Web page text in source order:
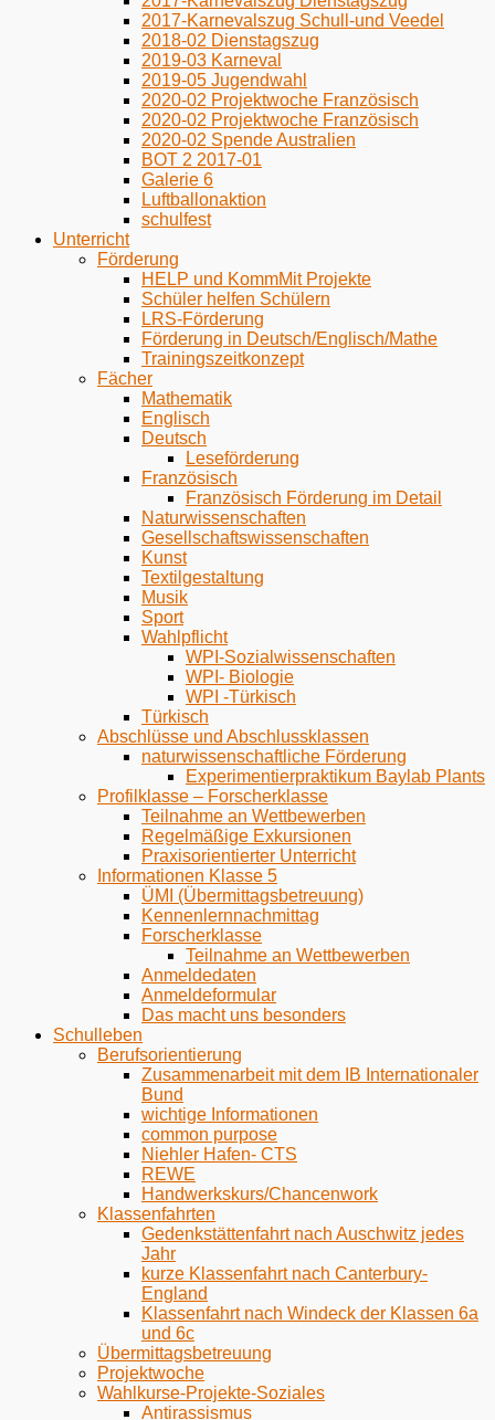
2017-Karnevalszug Schull-und Veedel
2018-02 Dienstagszug
2019-03 Karneval
2019-05 Jugendwahl
2020-02 Projektwoche Französisch
2020-02 Projektwoche Französisch
2020-02 Spende Australien
BOT 2 2017-01
Galerie 6
Luftballonaktion
schulfest
Unterricht
Förderung
HELP und KommMit Projekte
Schüler helfen Schülern
LRS-Förderung
Förderung in Deutsch/Englisch/Mathe
Trainingszeitkonzept
Fächer
Mathematik
Englisch
Deutsch
Leseförderung
Französisch
Französisch Förderung im Detail
Naturwissenschaften
Gesellschaftswissenschaften
Kunst
Textilgestaltung
Musik
Sport
Wahlpflicht
WPI-Sozialwissenschaften
WPI- Biologie
WPI -Türkisch
Türkisch
Abschlüsse und Abschlussklassen
naturwissenschaftliche Förderung
Experimentierpraktikum Baylab Plants
Profilklasse – Forscherklasse
Teilnahme an Wettbewerben
Regelmäßige Exkursionen
Praxisorientierter Unterricht
Informationen Klasse 5
ÜMI (Übermittagsbetreuung)
Kennenlernnachmittag
Forscherklasse
Teilnahme an Wettbewerben
Anmeldedaten
Anmeldeformular
Das macht uns besonders
Schulleben
Berufsorientierung
Zusammenarbeit mit dem IB Internationaler
Bund
wichtige Informationen
common purpose
Niehler Hafen- CTS
REWE
Handwerkskurs/Chancenwork
Klassenfahrten
Gedenkstättenfahrt nach Auschwitz jedes
Jahr
kurze Klassenfahrt nach Canterbury-
England
Klassenfahrt nach Windeck der Klassen 6a
und 6c
Übermittagsbetreuung
Projektwoche
Wahlkurse-Projekte-Soziales
Antirassismus